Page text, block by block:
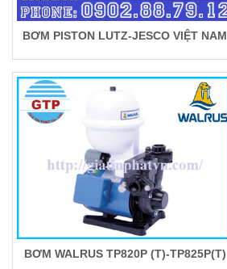
BƠM PISTON LUTZ-JESCO VIỆT NAM
BƠM WALRUS TP820P (T)-TP825P(T)